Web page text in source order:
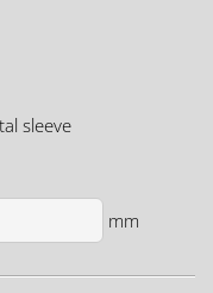
sleeve
mm